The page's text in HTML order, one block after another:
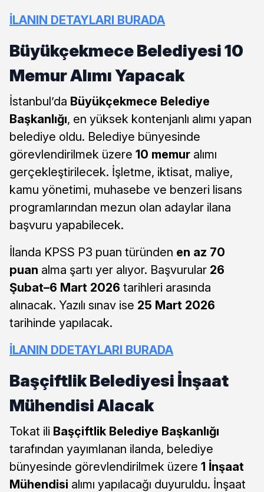
İLANIN DETAYLARI BURADA
Büyükçekmece Belediyesi 10
Memur Alımı Yapacak
İstanbul’da Büyükçekmece Belediye
Başkanlığı, en yüksek kontenjanlı alımı yapan
belediye oldu. Belediye bünyesinde
görevlendirilmek üzere 10 memur alımı
gerçekleştirilecek. İşletme, iktisat, maliye,
kamu yönetimi, muhasebe ve benzeri lisans
programlarından mezun olan adaylar ilana
başvuru yapabilecek.
İlanda KPSS P3 puan türünden en az 70
puan alma şartı yer alıyor. Başvurular 26
Şubat–6 Mart 2026 tarihleri arasında
alınacak. Yazılı sınav ise 25 Mart 2026
tarihinde yapılacak.
İLANIN DDETAYLARI BURADA
Başçiftlik Belediyesi İnşaat
Mühendisi Alacak
Tokat ili Başçiftlik Belediye Başkanlığı
tarafından yayımlanan ilanda, belediye
bünyesinde görevlendirilmek üzere 1 İnşaat
Mühendisi alımı yapılacağı duyuruldu. İnşaat